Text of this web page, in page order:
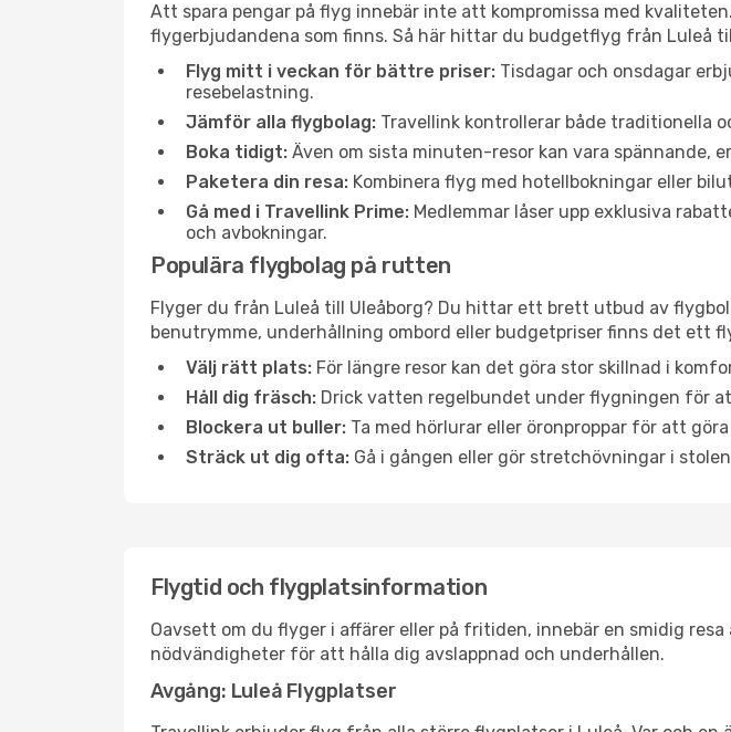
Att spara pengar på flyg innebär inte att kompromissa med
flygerbjudandena som finns. Så här hittar du budgetflyg från Luleå
Flyg mitt i veckan för bättre priser: Tisdagar och onsdagar
resebelastning.
Jämför alla flygbolag: Travellink kontrollerar både traditionella
Boka tidigt: Även om sista minuten-resor kan vara
Paketera din resa: Kombinera flyg med hotellbokningar eller
Gå med i Travellink Prime: Medlemmar låser upp exklusiva
och avbokningar.
Populära flygbolag på rutten
Flyger du från Luleå till Uleåborg? Du hittar ett brett utbud av
benutrymme, underhållning ombord eller budgetpriser finns det ett
Välj rätt plats: För längre resor kan det göra stor skillnad i
Håll dig fräsch: Drick vatten regelbundet under flygningen för
Blockera ut buller: Ta med hörlurar eller öronproppar för att
Sträck ut dig ofta: Gå i gången eller gör stretchövningar i
Flygtid och flygplatsinformation
Oavsett om du flyger i affärer eller på fritiden, innebär en smidig
nödvändigheter för att hålla dig avslappnad och underhållen.
Avgång: Luleå Flygplatser